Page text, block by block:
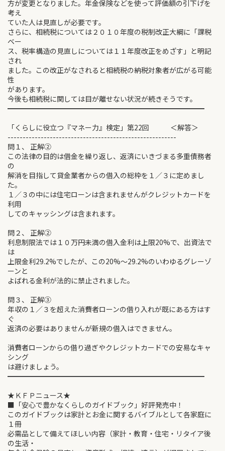
方が変更となりました。年金保険などを使って評価額の引下げを
考え
ていた人は見直しが必要です。
さらに、相続税については２０１０年度の税制改正大綱に「課税
ベー
ス、税率構造の見直しについては１１年度改正をめざす」と明記
され
ました。この改正がなされると相続税の納税対象者が広がる可能
性
があります。
今後も相続税に関しては目が離せない状況が続きそうです。
━━━━━━━━━━━━━━━━━━━━━━━━━━━━
「くらしに役立つ『マネー力』検定」第22回 ＜解答＞
--------------------------------------------------------
問１、 正解②
この法律の目的は借金を繰り返し、返済にいきづまる多重債務者
の
解消を目指して貸金業者からの借入の総枠を１／３に定めまし
た。
１／３の中には住宅ローンは含まれませんがクレジットカードを
利用
してのキャッシングは含まれます。
問２、 正解②
利息制限法では１０万円未満の借入金利は上限20%で、出資法で
は
上限金利29.2%でしたが、この20%～29.2%のいわゆるグレーゾ
ーンと
よばれる金利が法的に禁止されました。
問３、 正解③
年収の１／３を超えた消費者ローンの借り入れが既にある方はす
ぐ
返済の必要はありませんが新規の借入はできません。
消費者ローンからの借り過ぎやクレジットカードでの安易なキャ
シング
は避けましょう。
━━━━━━━━━━━━━━━━━━━━━━━━━━━━
★ＫＦＰニュース★
■「安心で豊かなくらしのガイドブック」好評発売中！
このガイドブックは家計とお金に関するバイブルとして各家庭に
１冊
必需品として備えてほしい内容（家計・教育・住宅・リタイア後
の生活・